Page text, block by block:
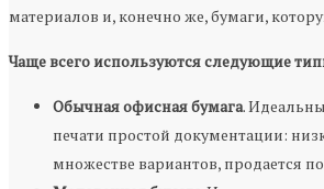
материалов и, конечно же, бумаги,
Чаще всего используются следующие
Обычная офисная бумага.
печати простой документации:
множестве вариантов, продается